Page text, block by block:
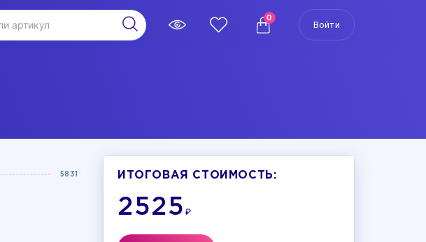
0
Войти
5831 ИТОГОВАЯ СТОИМОСТЬ:
2525 ₽